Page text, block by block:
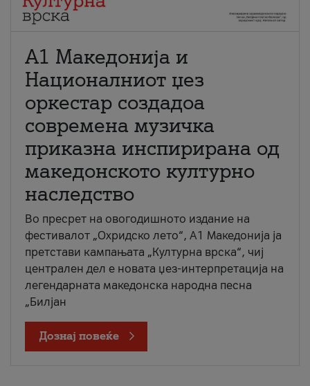
А1 Македонија и
Националниот џез
оркестар создадоа
современа музичка
приказна инспирирана од
македонското културно
наследство
Во пресрет на овогодишното издание на
фестивалот „Охридско лето“, А1 Македонија ја
претстави кампањата „Културна врска“, чиј
централен дел е новата џез-интерпретација на
легендарната македонска народна песна
„Билјан
Дознај повеќе